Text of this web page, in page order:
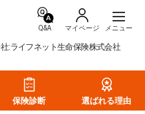
Q&A マイページ
:ライフネット生命保険株式会社
保険診断 選ばれる理由